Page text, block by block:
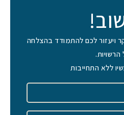
ויעזור לכם להתמודד בהצלחה
הרשויות.
ללא התחייבות